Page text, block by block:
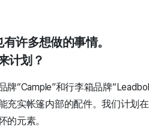
许多想做的事情。
计划？
“Cample”和行李箱品牌
充实帐篷内部的配件。我们计划
的元素。